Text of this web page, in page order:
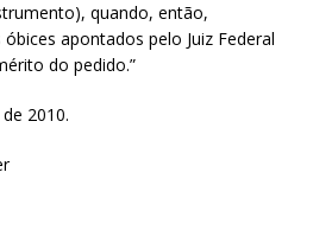
quando, então,
apontados pelo Juiz Federal
do pedido.”
2010.